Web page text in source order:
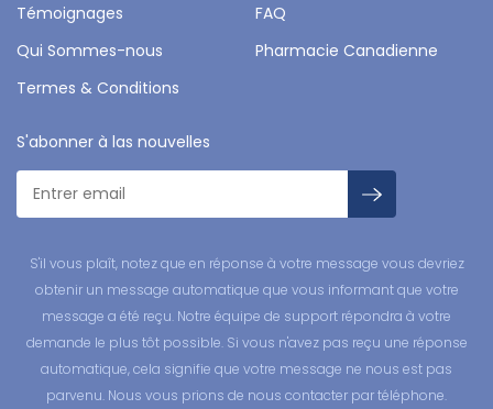
Témoignages
FAQ
Qui Sommes-nous
Pharmacie Canadienne
Termes & Conditions
S'abonner à las nouvelles
S'il vous plaît, notez que en réponse à votre message vous devriez
obtenir un message automatique que vous informant que votre
message a été reçu. Notre équipe de support répondra à votre
demande le plus tôt possible. Si vous n'avez pas reçu une réponse
automatique, cela signifie que votre message ne nous est pas
parvenu. Nous vous prions de nous contacter par téléphone.